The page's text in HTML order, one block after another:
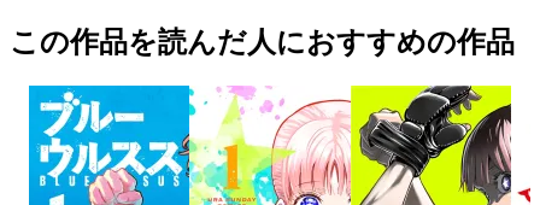
この作品を読んだ人におすすめの作品